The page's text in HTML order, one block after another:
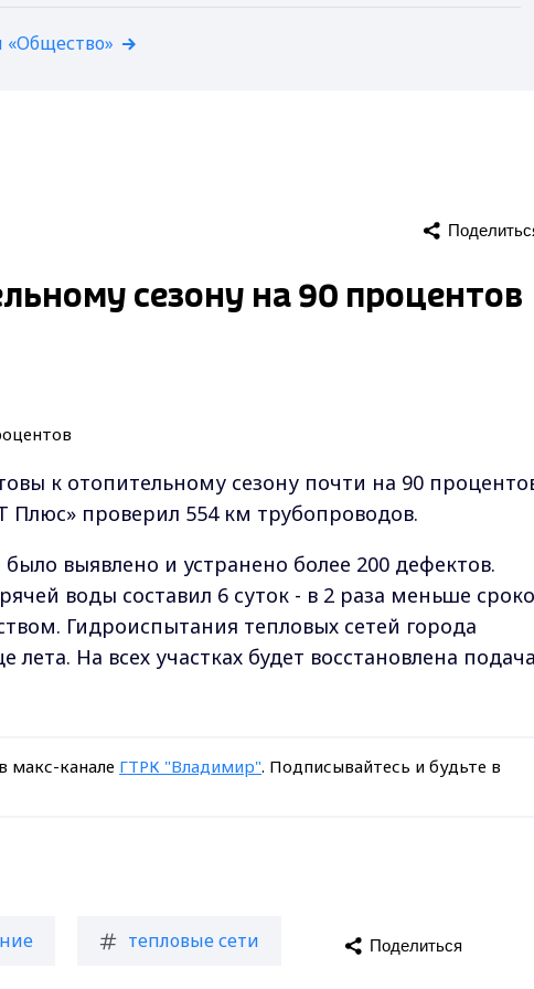
«Общество»
сезону на 90 процентов
к отопительному сезону почти на 90
проверил 554 км трубопроводов.
выявлено и устранено более 200 дефектов.
воды составил 6 суток - в 2 раза меньше
Гидроиспытания тепловых сетей города
лета. На всех участках будет восстановлена
макс-канале ГТРК "Владимир". Подписывайтесь и будьте в
тепловые сети Поделиться